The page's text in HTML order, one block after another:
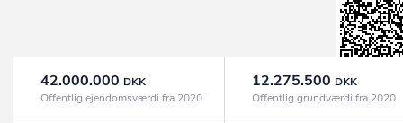
42.000.000 DKK
Offentlig ejendomsværdi fra 2020
12.275.500 DKK
Offentlig grundværdi fra 2020